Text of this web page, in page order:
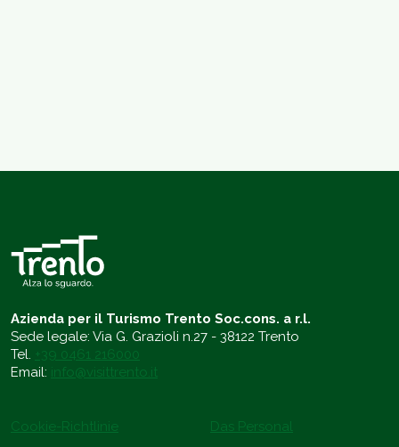
Azienda per il Turismo Trento Soc.cons. a r.l.
Sede legale: Via G. Grazioli n.27 - 38122 Trento
Tel. +39 0461 216000
Email: info@visittrento.it
Cookie-Richtlinie
Das Personal